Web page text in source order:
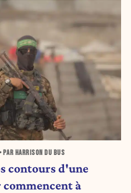
• PAR HARRISON DU BUS
contours d'une
à